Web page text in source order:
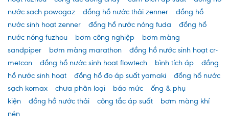
nước sạch powogaz
đồng hồ nước thải zenner
đồng hồ
nước sinh hoạt zenner
đồng hồ nước nóng fuda
đồng hồ
nước nóng fuzhou
bơm công nghiệp
bơm màng
sandpiper
bơm màng marathon
đồng hồ nước sinh hoạt cr-
metcon
đồng hồ nước sinh hoạt flowtech bình tích áp
đồng
hồ nước sinh hoạt
đồng hồ đo áp suất yamaki
đồng hồ nước
sạch komax
chưa phân loại báo mức
ống & phụ
kiện
đồng hồ nước thải công tắc áp suất
bơm màng khí
nén